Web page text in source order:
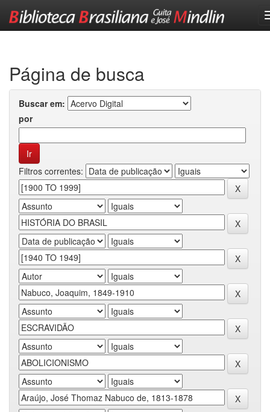
Página de busca
Buscar em:
por
Filtros correntes: